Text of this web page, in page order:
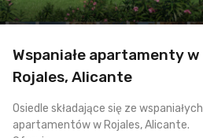
Wspaniałe apartamenty w
Rojales, Alicante
Osiedle składające się ze wspaniałych
apartamentów w Rojales, Alicante.